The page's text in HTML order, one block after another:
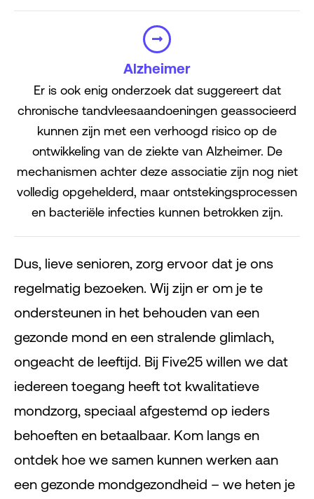
Alzheimer
Er is ook enig onderzoek dat suggereert dat
chronische tandvleesaandoeningen geassocieerd
kunnen zijn met een verhoogd risico op de
ontwikkeling van de ziekte van Alzheimer. De
mechanismen achter deze associatie zijn nog niet
volledig opgehelderd, maar ontstekingsprocessen
en bacteriële infecties kunnen betrokken zijn.
Dus, lieve senioren, zorg ervoor dat je ons
regelmatig bezoeken. Wij zijn er om je te
ondersteunen in het behouden van een
gezonde mond en een stralende glimlach,
ongeacht de leeftijd. Bij Five25 willen we dat
iedereen toegang heeft tot kwalitatieve
mondzorg, speciaal afgestemd op ieders
behoeften en betaalbaar. Kom langs en
ontdek hoe we samen kunnen werken aan
een gezonde mondgezondheid – we heten je